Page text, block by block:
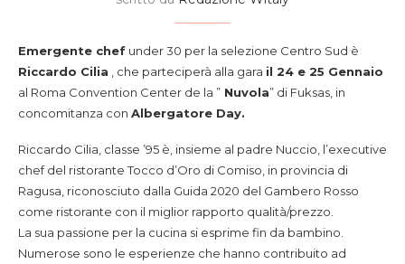
Emergente chef under 30 per la selezione Centro Sud è
Riccardo Cilia , che parteciperà alla gara il 24 e 25 Gennaio
al Roma Convention Center de la ” Nuvola” di Fuksas, in
concomitanza con Albergatore Day.
Riccardo Cilia, classe ’95 è, insieme al padre Nuccio, l’executive
chef del ristorante Tocco d’Oro di Comiso, in provincia di
Ragusa, riconosciuto dalla Guida 2020 del Gambero Rosso
come ristorante con il miglior rapporto qualità/prezzo.
La sua passione per la cucina si esprime fin da bambino.
Numerose sono le esperienze che hanno contribuito ad